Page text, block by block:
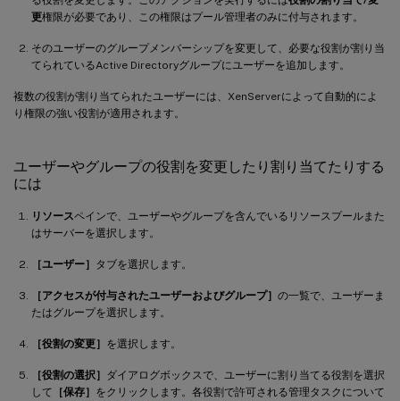
更権限が必要であり、この権限はプール管理者のみに付与されます。
そのユーザーのグループメンバーシップを変更して、必要な役割が割り当
てられているActive Directoryグループにユーザーを追加します。
複数の役割が割り当てられたユーザーには、XenServerによって自動的によ
り権限の強い役割が適用されます。
ユーザーやグループの役割を変更したり割り当てたりする
には
リソースペインで、ユーザーやグループを含んでいるリソースプールまた
はサーバーを選択します。
［ユーザー］ タブを選択します。
［アクセスが付与されたユーザーおよびグループ］ の一覧で、ユーザーま
たはグループを選択します。
［役割の変更］ を選択します。
［役割の選択］ ダイアログボックスで、ユーザーに割り当てる役割を選択
して ［保存］ をクリックします。各役割で許可される管理タスクについて